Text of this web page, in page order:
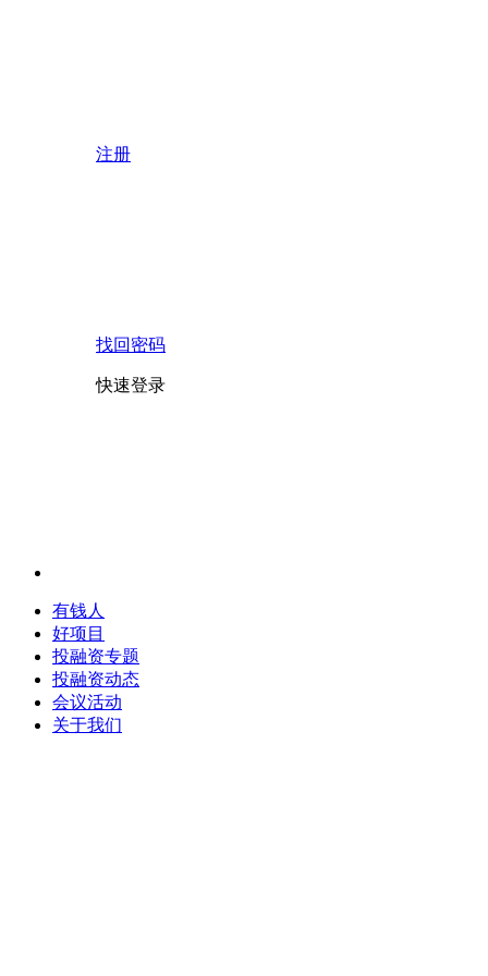
注册
找回密码
快速登录
有钱人
好项目
投融资专题
投融资动态
会议活动
关于我们